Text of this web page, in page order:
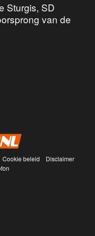
Sturgis, SD
van de
Cookie beleid
Disclaimer